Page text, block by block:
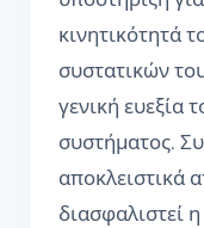
κινητικότητά
συστατικών
γενική ευεξία
συστήματος.
αποκλειστικά
διασφαλιστεί